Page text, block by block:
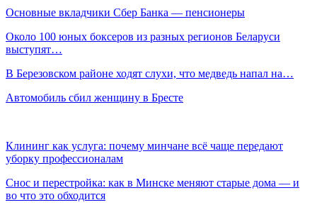
Основные вкладчики Сбер Банка — пенсионеры
Около 100 юных боксеров из разных регионов Беларуси
выступят…
В Березовском районе ходят слухи, что медведь напал на…
Автомобиль сбил женщину в Бресте
Клининг как услуга: почему минчане всё чаще передают
уборку профессионалам
Снос и перестройка: как в Минске меняют старые дома — и
во что это обходится